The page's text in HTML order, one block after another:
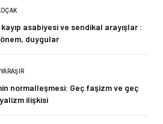
kayıp asabiyesi ve sendikal arayışlar :
duygular
normalleşmesi: Geç faşizm ve geç
ilişkisi